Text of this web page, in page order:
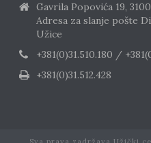
Gavrila Popovića 19,
Adresa za slanje pošte
Užice
+381(0)31.510.180 /
+381(0)31.512.428